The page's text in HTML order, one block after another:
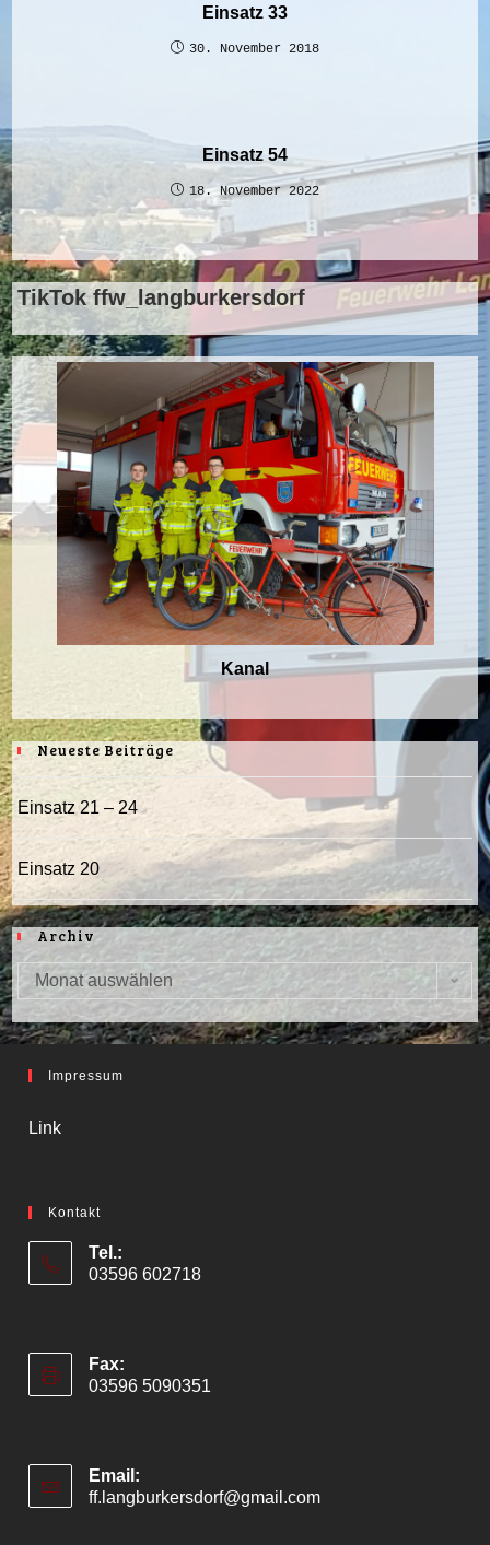
Einsatz 33
30. November 2018
Einsatz 54
18. November 2022
TikTok ffw_langburkersdorf
Kanal
Neueste Beiträge
Einsatz 21 – 24
Einsatz 20
Archiv
Archiv
Monat auswählen
Impressum
Link
Kontakt
Tel.:
03596 602718
Fax:
03596 5090351
Email:
ff.langburkersdorf@gmail.comOpens